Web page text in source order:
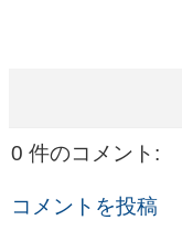
0 件のコメント:
コメントを投稿